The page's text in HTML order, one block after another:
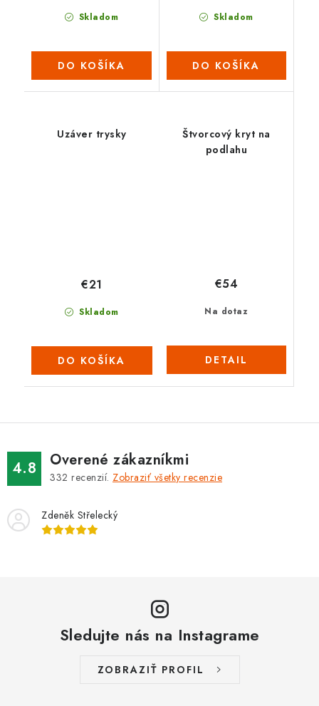
Skladom
DO KOŠÍKA
Skladom
DO KOŠÍKA
Uzáver trysky
Skladom
€21
DO KOŠÍKA
Štvorcový kryt na
podlahu
Na dotaz
€54
DETAIL
4.8 Overené zákazníkmi
332 recenzií. Zobraziť všetky recenzie
Zdeněk Střelecký
Sledujte nás na Instagrame
ZOBRAZIŤ PROFIL